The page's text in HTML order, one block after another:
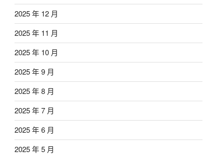
2025 年 12 月
2025 年 11 月
2025 年 10 月
2025 年 9 月
2025 年 8 月
2025 年 7 月
2025 年 6 月
2025 年 5 月